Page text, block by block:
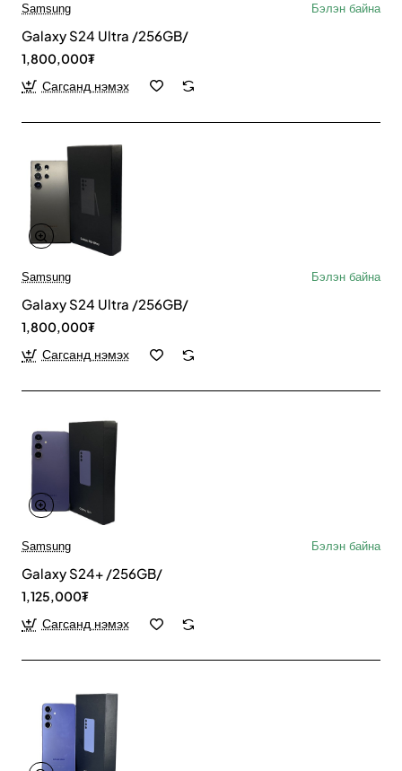
Samsung Бэлэн байна
Galaxy S24 Ultra /256GB/
1,800,000₮
Сагсанд нэмэх
Samsung Бэлэн байна
Galaxy S24 Ultra /256GB/
1,800,000₮
Сагсанд нэмэх
Samsung Бэлэн байна
Galaxy S24+ /256GB/
1,125,000₮
Сагсанд нэмэх